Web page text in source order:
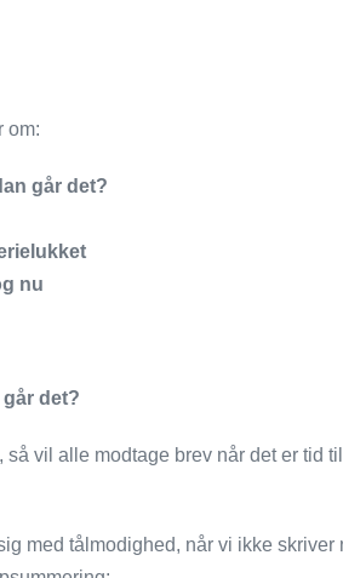
om:
går det?
nu
det?
så vil alle modtage brev når det er tid
med tålmodighed, når vi ikke